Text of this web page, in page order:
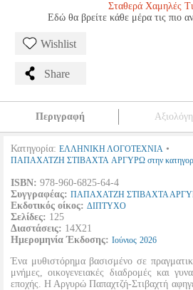
Σταθερά Χαμηλές
Εδώ θα βρείτε κάθε μέρα τις πιο
Wishlist
Share
Περιγραφή
Κατηγορία: ΕΛΛΗΝΙΚΗ ΛΟΓΟΤΕΧΝΙΑ •
ΠΑΠΑΧΑΤΖΗ ΣΤΙΒΑΧΤΑ ΑΡΓΥΡΩ στην
ISBN: 978-960-6825-64-4
Συγγραφέας: ΠΑΠΑΧΑΤΖΗ ΣΤΙΒΑΧΤΑ
Εκδοτικός οίκος: ΔΙΠΤΥΧΟ
Σελίδες: 125
Διαστάσεις: 14Χ21
Ημερομηνία Έκδοσης: Ιούνιος 2026
Ένα μυθιστόρημα βασισμένο σε
μνήμες, οικογενειακές διαδρομές και
εποχής. Η Αργυρώ Παπαχτζή-Στιβαχτή